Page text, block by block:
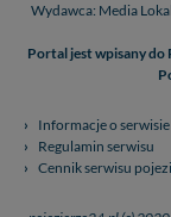
Wydawca: Media
Portal jest wpisany do
Informacje o serwisie
Regulamin serwisu
Cennik serwisu